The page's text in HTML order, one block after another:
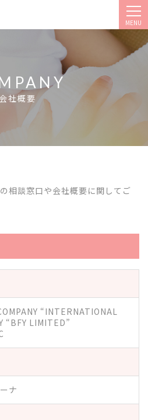
MENU
会社概要
相談窓口や会社概要に関してご
“INTERNATIONAL
“BFY LIMITED”
ナ